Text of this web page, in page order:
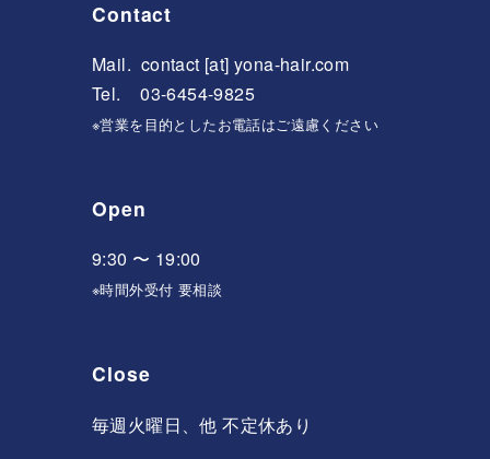
Contact
Mail. contact [at] yona-hair.com
Tel. 03-6454-9825
※営業を目的としたお電話はご遠慮ください
Open
9:30 〜 19:00
※時間外受付 要相談
Close
毎週火曜日、他 不定休あり